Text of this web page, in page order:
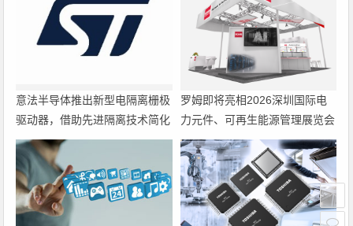
意法半导体推出新型电隔离栅极
驱动器，借助先进隔离技术简化
电源设计
罗姆即将亮相2026深圳国际电
力元件、可再生能源管理展览会
暨研讨会